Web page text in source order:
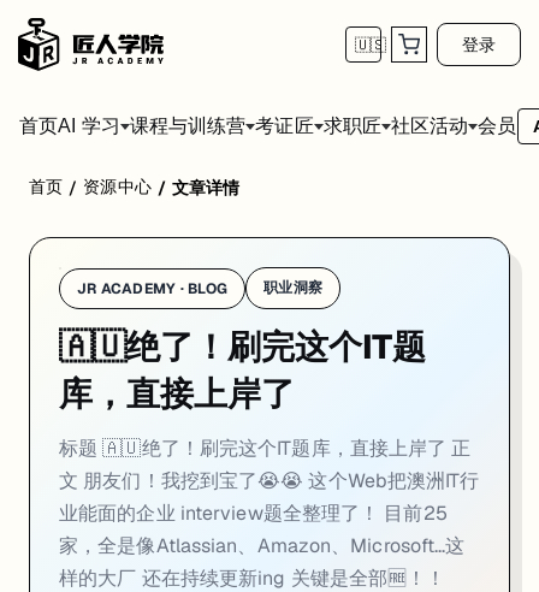
🇺🇸 登录
首页AI 学习 课程与训练营 考证匠 求职匠 社区活动 会员
标题
🇦🇺绝了！刷完这个IT题库，直接上岸了
朋友们！我挖到宝了😭😭 这个Web把澳洲IT行业能面的企业
interview题全整理了！ 目前25家，全是像Atlassian、Amazon、
还在持续更新ing 关键是全部🆓！！ · 题库包含👇 ✅ 真实interview题+
首页 / 资源中心 / 文章详情
JR ACADEMY · BLOG 职业洞察
🇦🇺绝了！刷完这个IT题
库，直接上岸了
标题 🇦🇺绝了！刷完这个IT题库，直接上岸了 正
文 朋友们！我挖到宝了😭😭 这个Web把澳洲IT行
业能面的企业 interview题全整理了！ 目前25
家，全是像Atlassian、Amazon、Microsoft...这
样的大厂 还在持续更新ing 关键是全部🆓！！